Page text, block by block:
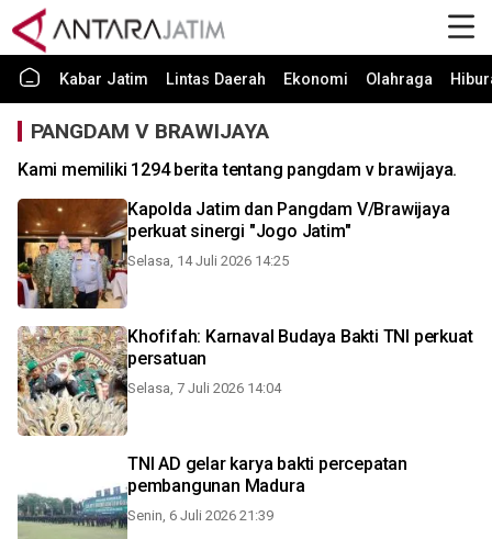
Kabar Jatim Lintas Daerah Ekonomi Olahraga
PANGDAM V BRAWIJAYA
Kami memiliki 1294 berita tentang pangdam v brawijaya.
Kapolda Jatim dan Pangdam V/Brawijaya
perkuat sinergi "Jogo Jatim"
Selasa, 14 Juli 2026 14:25
Khofifah: Karnaval Budaya Bakti TNI perkuat
persatuan
Selasa, 7 Juli 2026 14:04
TNI AD gelar karya bakti percepatan
pembangunan Madura
Senin, 6 Juli 2026 21:39